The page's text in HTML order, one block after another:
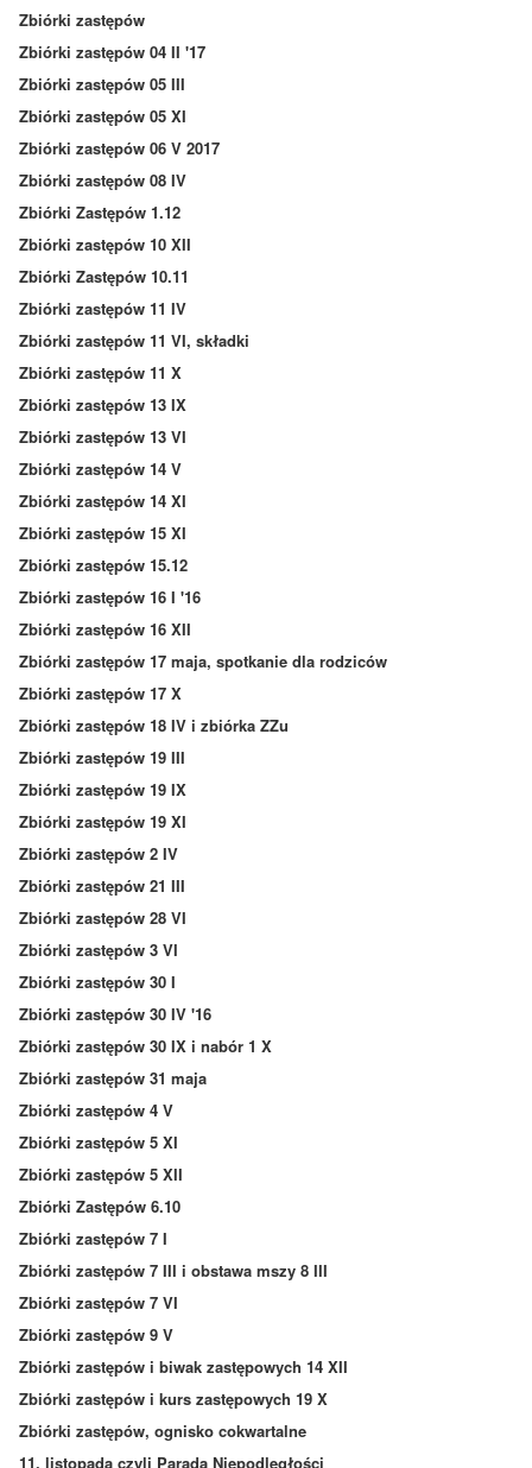
Zbiórki zastępów
Zbiórki zastępów 04 II '17
Zbiórki zastępów 05 III
Zbiórki zastępów 05 XI
Zbiórki zastępów 06 V 2017
Zbiórki zastępów 08 IV
Zbiórki Zastępów 1.12
Zbiórki zastępów 10 XII
Zbiórki Zastępów 10.11
Zbiórki zastępów 11 IV
Zbiórki zastępów 11 VI, składki
Zbiórki zastępów 11 X
Zbiórki zastępów 13 IX
Zbiórki zastępów 13 VI
Zbiórki zastępów 14 V
Zbiórki zastępów 14 XI
Zbiórki zastępów 15 XI
Zbiórki zastępów 15.12
Zbiórki zastępów 16 I '16
Zbiórki zastępów 16 XII
Zbiórki zastępów 17 maja, spotkanie dla rodziców
Zbiórki zastępów 17 X
Zbiórki zastępów 18 IV i zbiórka ZZu
Zbiórki zastępów 19 III
Zbiórki zastępów 19 IX
Zbiórki zastępów 19 XI
Zbiórki zastępów 2 IV
Zbiórki zastępów 21 III
Zbiórki zastępów 28 VI
Zbiórki zastępów 3 VI
Zbiórki zastępów 30 I
Zbiórki zastępów 30 IV '16
Zbiórki zastępów 30 IX i nabór 1 X
Zbiórki zastępów 31 maja
Zbiórki zastępów 4 V
Zbiórki zastępów 5 XI
Zbiórki zastępów 5 XII
Zbiórki Zastępów 6.10
Zbiórki zastępów 7 I
Zbiórki zastępów 7 III i obstawa mszy 8 III
Zbiórki zastępów 7 VI
Zbiórki zastępów 9 V
Zbiórki zastępów i biwak zastępowych 14 XII
Zbiórki zastępów i kurs zastępowych 19 X
Zbiórki zastępów, ognisko cokwartalne
11. listopada czyli Parada Niepodległości